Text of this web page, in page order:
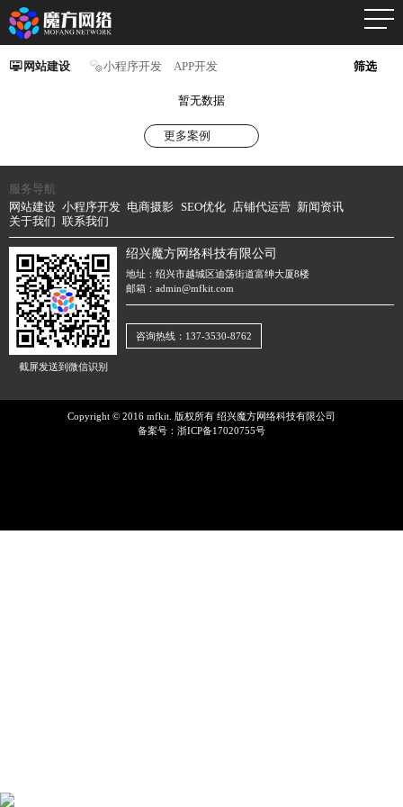
网站建设 小程序开发 APP开发 筛选
暂无数据
更多案例
服务导航
网站建设 小程序开发 电商摄影 SEO优化 店铺代运营 新闻资讯
关于我们
联系我们
截屏发送到微信识别
绍兴魔方网络科技有限公司
地址：绍兴市越城区迪荡街道富绅大厦8楼
邮箱：admin@mfkit.com
咨询热线：137-3530-8762
Copyright © 2016 mfkit. 版权所有 绍兴魔方网络科技有限公司
备案号： 浙ICP备17020755号